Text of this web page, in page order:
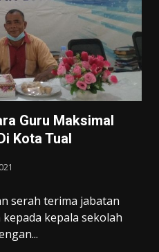
Guru Maksimal
Kota Tual
serah terima jabatan
kepala sekolah